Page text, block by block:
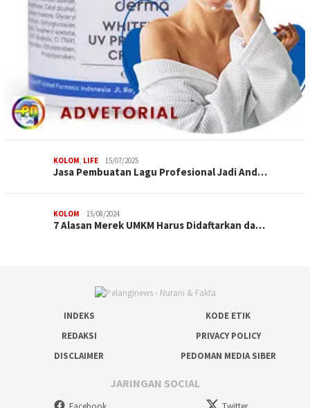
KOLOM, LIFE 15/07/2025
Jasa Pembuatan Lagu Profesional Jadi And…
KOLOM 15/08/2024
7 Alasan Merek UMKM Harus Didaftarkan da…
INDEKS
KODE ETIK
REDAKSI
PRIVACY POLICY
DISCLAIMER
PEDOMAN MEDIA SIBER
JARINGAN SOCIAL